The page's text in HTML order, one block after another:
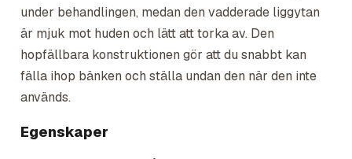
under behandlingen, medan den vadderade liggytan
är mjuk mot huden och lätt att torka av. Den
hopfällbara konstruktionen gör att du snabbt kan
fälla ihop bänken och ställa undan den när den inte
används.
Egenskaper